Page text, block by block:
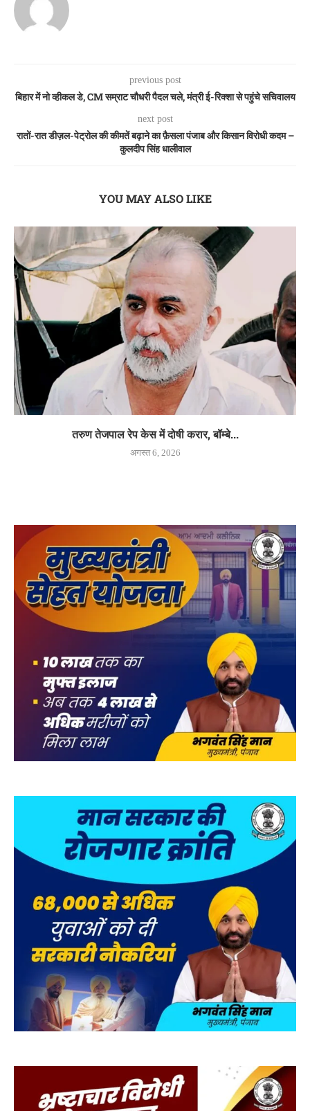
previous post
बिहार में नो व्हीकल डे, CM सम्राट चौधरी पैदल चले, मंत्री ई-रिक्शा से पहुंचे सचिवालय
next post
रातों-रात डीज़ल-पेट्रोल की कीमतें बढ़ाने का फ़ैसला पंजाब और किसान विरोधी कदम –
कुलदीप सिंह धालीवाल
YOU MAY ALSO LIKE
तरुण तेजपाल रेप केस में दोषी करार, बॉम्बे...
अगस्त 6, 2026